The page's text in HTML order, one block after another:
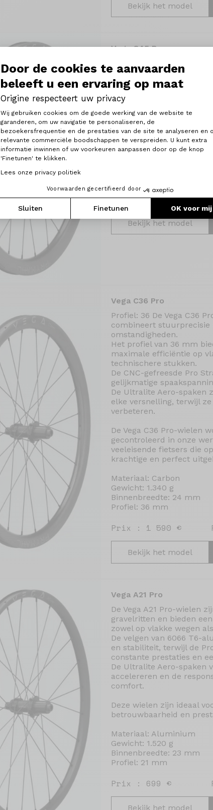
Door de cookies te aanvaarden
beleeft u een ervaring op maat
Origine respecteert uw privacy
Toestemmingsbeheerplatform:
Wij gebruiken cookies om de goede werking van de website te
garanderen, om uw navigatie te personaliseren, de
bezoekersfrequentie en de prestaties van de site te analyseren en
relevante commerciële boodschappen te verspreiden. U kunt extra
informatie inwinnen of uw voorkeuren aanpassen door op de knop
'Finetunen' te klikken.
Lees onze privacy politiek
Voorwaarden gecertifieerd door
Sluiten Finetunen OK voor mij
Axeptio consent
Bekijk het model
Vega C45 Pro
De Vega C45 Pro-
en combineren
Hun profiel van 45 mm
stukken en bij het
en precisie bieden op
De Pro Straight Pull-
respons en een
spaken de levendigheid
versnelling optimaliseren.
Deze wielen zijn
willen geven. Ze bieden
rijgedrag op alle
soepelheid behouden op
Prix : 1 594 €
Bekijk het model
Vega C36 Pro
Profiel: 36 De Vega C36
combineert stuurprecisie
omstandigheden.
Het profiel van 36 mm
maximale efficiëntie op
technischere stukken.
De CNC-gefreesde Pro
gelijkmatige
De Ultralite Aero-spaken
elke versnelling, terwijl
verbeteren.
De Vega C36 Pro-wielen
gecontroleerd in onze
veeleisende fietsers die
krachtige en perfect
Materiaal: Carbon
Gewicht: 1.340 g
Binnenbreedte: 24 mm
Profiel: 36 mm
Prix : 1 590 €
Bekijk het model
Vega A21 Pro
De Vega A21 Pro-wielen
gravelritten en bieden
zowel op vlakke wegen
De velgen van 6066 T6-
en stabiliteit, terwijl de
constante prestaties en
De Ultralite Aero-spaken
accelereren en de
comfort.
Deze wielen zijn ideaal
betrouwbaarheid en
Materiaal: Aluminium
Gewicht: 1.520 g
Binnenbreedte: 23 mm
Profiel: 21 mm
Prix : 699 €
Bekijk het model